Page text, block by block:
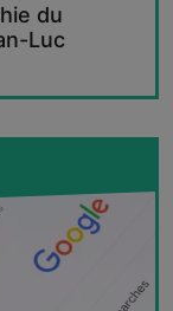
du
Luc